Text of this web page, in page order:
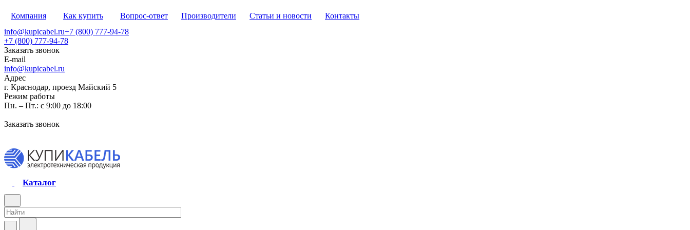
Компания Как купить Вопрос-ответ Производители Статьи и новости
Контакты
info@kupicabel.ru+7 (800) 777-94-78
+7 (800) 777-94-78
Заказать звонок
E-mail
info@kupicabel.ru
Адрес
г. Краснодар, проезд Майский 5
Режим работы
Пн. – Пт.: с 9:00 до 18:00
Заказать звонок
Каталог